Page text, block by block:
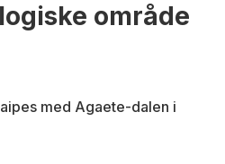
område